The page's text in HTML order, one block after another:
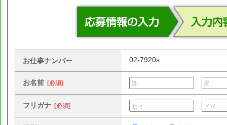
お仕事ナンバー 02-7920s
お名前 [必須]
フリガナ [必須]